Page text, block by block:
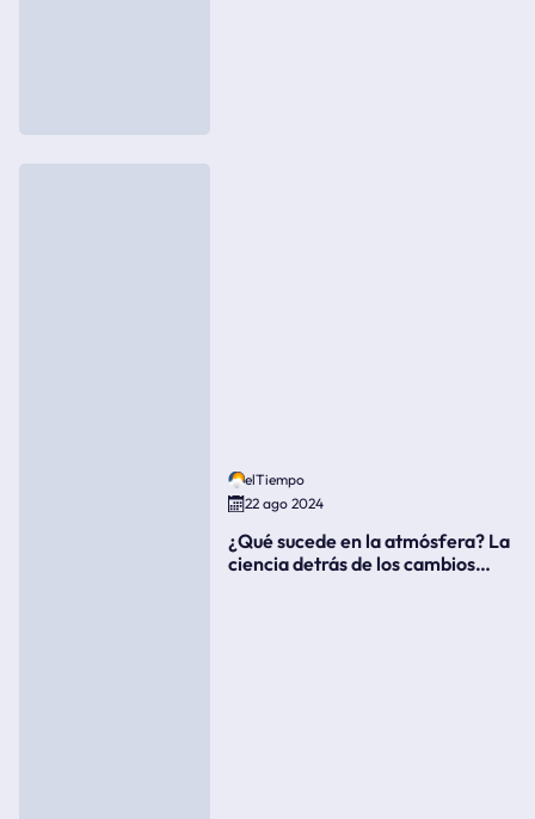
elTiempo
22 ago 2024
¿Qué sucede en la atmósfera? La
ciencia detrás de los cambios